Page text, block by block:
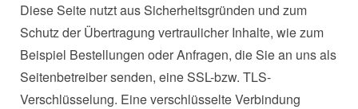
Diese Seite nutzt aus Sicherheitsgründen und zum
Schutz der Übertragung vertraulicher Inhalte, wie zum
Beispiel Bestellungen oder Anfragen, die Sie an uns als
Seitenbetreiber senden, eine SSL-bzw. TLS-
Verschlüsselung. Eine verschlüsselte Verbindung